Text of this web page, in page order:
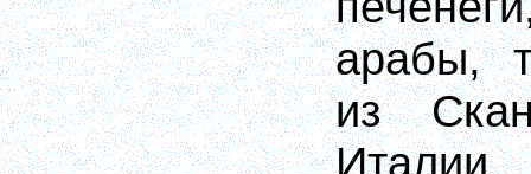
арабы,
из